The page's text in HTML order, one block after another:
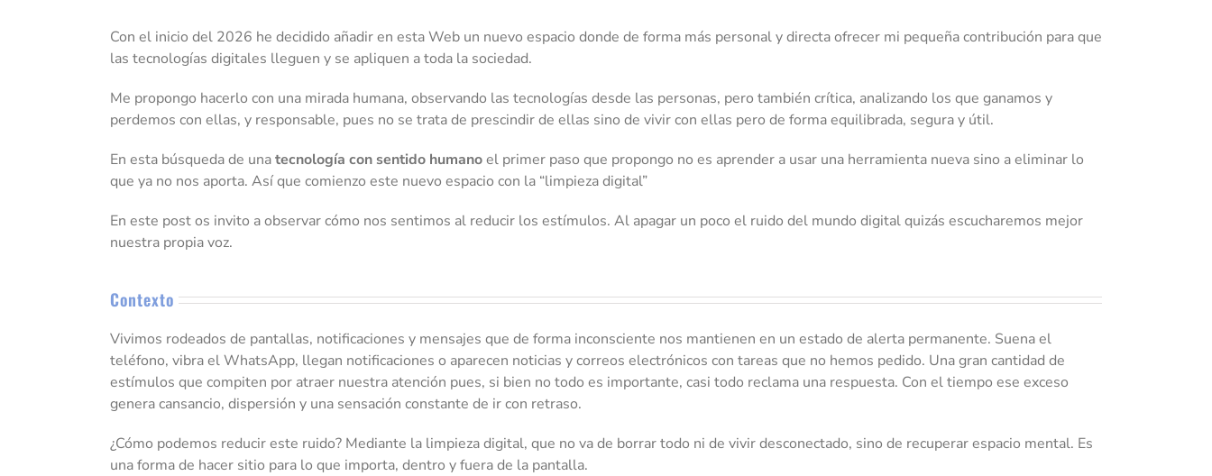
Con el inicio del 2026 he decidido añadir en esta Web un nuevo espacio donde de forma más personal y directa ofrecer mi pequeña contribución para que
las tecnologías digitales lleguen y se apliquen a toda la sociedad.
Me propongo hacerlo con una mirada humana, observando las tecnologías desde las personas, pero también crítica, analizando los que ganamos y
perdemos con ellas, y responsable, pues no se trata de prescindir de ellas sino de vivir con ellas pero de forma equilibrada, segura y útil.
En esta búsqueda de unatecnología con sentido humanoel primer paso que propongo no es aprender a usar una herramienta nueva sino a eliminar lo
que ya no nos aporta. Así que comienzo este nuevo espacio con la “limpieza digital”
En este post os invito a observar cómo nos sentimos al reducir los estímulos. Al apagar un poco el ruido del mundo digital quizás escucharemos mejor
nuestra propia voz.
Contexto
Vivimos rodeados de pantallas, notificaciones y mensajes que de forma inconsciente nos mantienen en un estado de alerta permanente. Suena el
teléfono, vibra el WhatsApp, llegan notificaciones o aparecen noticias y correos electrónicos con tareas que no hemos pedido. Una gran cantidad de
estímulos que compiten por atraer nuestra atención pues, si bien no todo es importante, casi todo reclama una respuesta. Con el tiempo ese exceso
genera cansancio, dispersión y una sensación constante de ir con retraso.
¿Cómo podemos reducir este ruido? Mediante la limpieza digital, que no va de borrar todo ni de vivir desconectado, sino de recuperar espacio mental. Es
una forma de hacer sitio para lo que importa, dentro y fuera de la pantalla.